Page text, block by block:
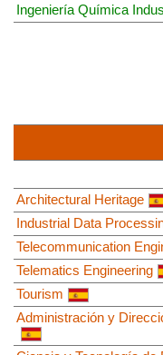
Ingeniería Química
Architectural Heritage
Industrial Data
Telecommunication
Telematics Engineering
Tourism
Administración y